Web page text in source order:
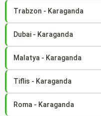
Trabzon - Karaganda
Dubai - Karaganda
Malatya - Karaganda
Tiflis - Karaganda
Roma - Karaganda